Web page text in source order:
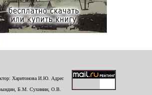
Харитонова И.Ю. Адрес
Б.М. Сухинин, О.В.